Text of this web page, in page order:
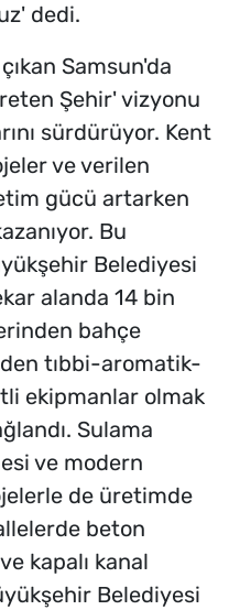
dedi.
Samsun'da
Şehir' vizyonu
sürdürüyor. Kent
ve verilen
gücü artarken
Bu
Belediyesi
alanda 14 bin
bahçe
tıbbi-aromatik-
ekipmanlar olmak
Sulama
ve modern
de üretimde
beton
kapalı kanal
Belediyesi